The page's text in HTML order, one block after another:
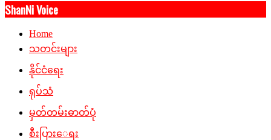
ShanNi Voice
Home
သတင်းများ
နိုင်ငံရေး
ရုပ်သံ
မှတ်တမ်းဓာတ်ပုံ
စီးပြားေရး